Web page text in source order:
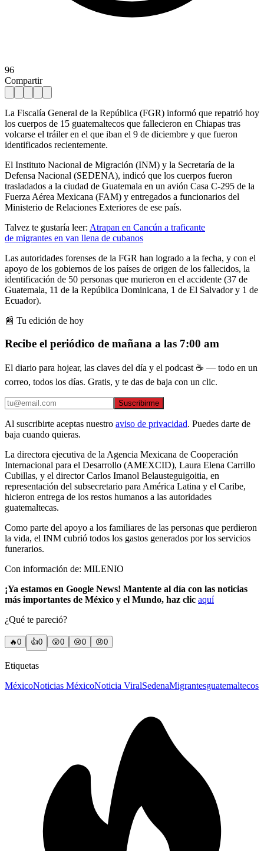
96
Compartir
La Fiscalía General de la República (FGR) informó que repatrió hoy
los cuerpos de 15 guatemaltecos que fallecieron en Chiapas tras
volcarse el tráiler en el que iban el 9 de diciembre y que fueron
identificados recientemente.
El Instituto Nacional de Migración (INM) y la Secretaría de la
Defensa Nacional (SEDENA), indicó que los cuerpos fueron
trasladados a la ciudad de Guatemala en un avión Casa C-295 de la
Fuerza Aérea Mexicana (FAM) y entregados a funcionarios del
Ministerio de Relaciones Exteriores de ese país.
Talvez te gustaría leer: Atrapan en Cancún a traficante
de migrantes en van llena de cubanos
Las autoridades forenses de la FGR han logrado a la fecha, y con el
apoyo de los gobiernos de los países de origen de los fallecidos, la
identificación de 50 personas que murieron en el accidente (37 de
Guatemala, 11 de la República Dominicana, 1 de El Salvador y 1 de
Ecuador).
📰 Tu edición de hoy
Recibe el periódico de mañana a las 7:00 am
El diario para hojear, las claves del día y el podcast ☕ — todo en un
correo, todos los días. Gratis, y te das de baja con un clic.
Suscribirme
Al suscribirte aceptas nuestro aviso de privacidad. Puedes darte de
baja cuando quieras.
La directora ejecutiva de la Agencia Mexicana de Cooperación
Internacional para el Desarrollo (AMEXCID), Laura Elena Carrillo
Cubillas, y el director Carlos Imanol Belausteguigoitia, en
representación del subsecretario para América Latina y el Caribe,
hicieron entrega de los restos humanos a las autoridades
guatemaltecas.
Como parte del apoyo a los familiares de las personas que perdieron
la vida, el INM cubrió todos los gastos generados por los servicios
funerarios.
Con información de: MILENIO
¡Ya estamos en Google News! Mantente al día con las noticias
más importantes de México y el Mundo, haz clic aquí
¿Qué te pareció?
🔥0 👍0 😲0 😢0 😠0
Etiquetas
MéxicoNoticias MéxicoNoticia ViralSedenaMigrantesguatemaltecos